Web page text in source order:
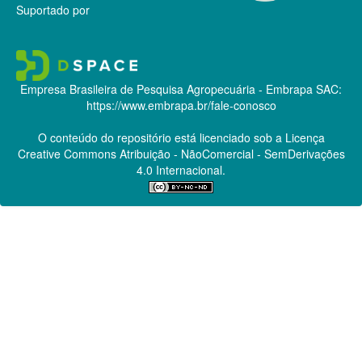
Suportado por
Empresa Brasileira de Pesquisa Agropecuária - Embrapa SAC:
https://www.embrapa.br/fale-conosco
O conteúdo do repositório está licenciado sob a Licença
Creative CommonsAtribuição - NãoComercial - SemDerivações
4.0 Internacional.